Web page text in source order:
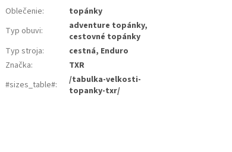
Oblečenie:
topánky
Typ obuvi:
adventure topánky,
cestovné topánky
Typ stroja:
cestná, Enduro
Značka:
TXR
#sizes_table#:
/tabulka-velkosti-
topanky-txr/